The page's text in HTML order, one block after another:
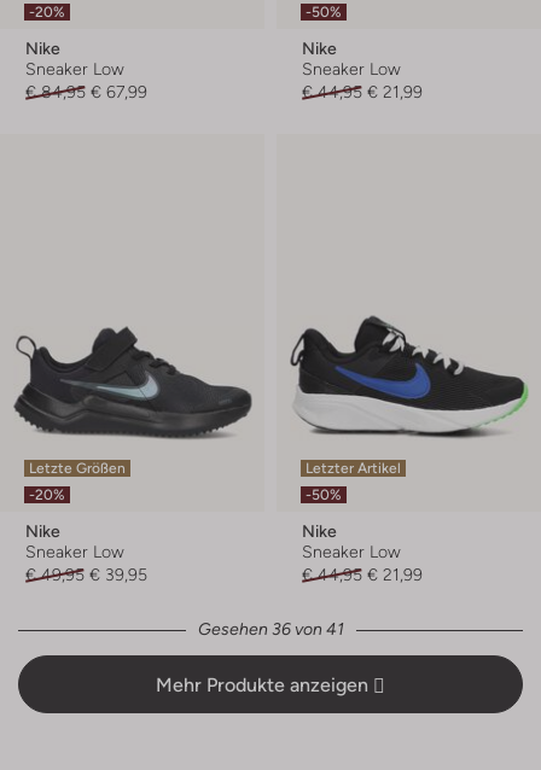
-20%
Nike
Sneaker Low
€ 84,95 € 67,99
-50%
Nike
Sneaker Low
€ 44,95 € 21,99
Letzte Größen
-20%
Nike
Sneaker Low
€ 49,95 € 39,95
Letzter Artikel
-50%
Nike
Sneaker Low
€ 44,95 € 21,99
Gesehen 36 von 41
Mehr Produkte anzeigen